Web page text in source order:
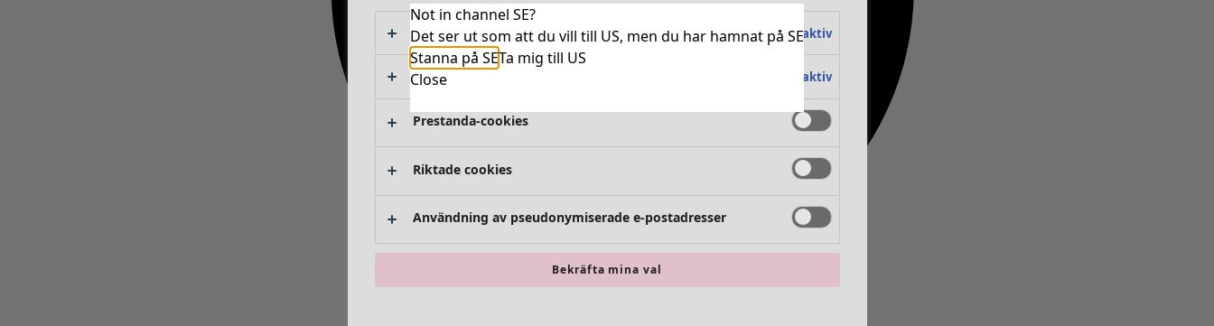
Not in channel SE?
Det ser ut som att du vill till US, men du har hamnat på SE
Stanna på SETa mig till US
Close
Absolut nödvändiga cookies Alltid aktiv
Funktionella cookies Alltid aktiv
Prestanda-cookies
Riktade cookies
Användning av pseudonymiserade e-postadresser
Bekräfta mina val